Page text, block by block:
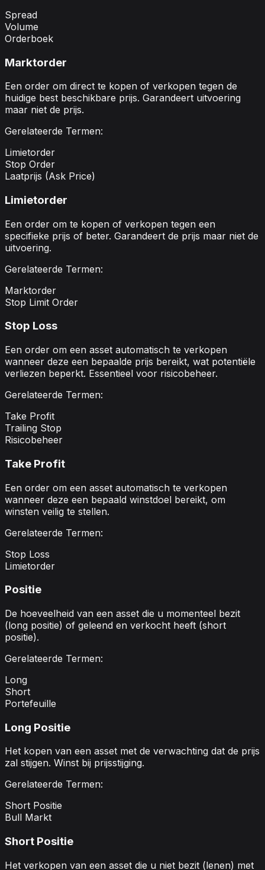
Spread
Volume
Orderboek
Marktorder
Een order om direct te kopen of verkopen tegen de
huidige best beschikbare prijs. Garandeert uitvoering
maar niet de prijs.
Gerelateerde Termen:
Limietorder
Stop Order
Laatprijs (Ask Price)
Limietorder
Een order om te kopen of verkopen tegen een
specifieke prijs of beter. Garandeert de prijs maar niet de
uitvoering.
Gerelateerde Termen:
Marktorder
Stop Limit Order
Stop Loss
Een order om een asset automatisch te verkopen
wanneer deze een bepaalde prijs bereikt, wat potentiële
verliezen beperkt. Essentieel voor risicobeheer.
Gerelateerde Termen:
Take Profit
Trailing Stop
Risicobeheer
Take Profit
Een order om een asset automatisch te verkopen
wanneer deze een bepaald winstdoel bereikt, om
winsten veilig te stellen.
Gerelateerde Termen:
Stop Loss
Limietorder
Positie
De hoeveelheid van een asset die u momenteel bezit
(long positie) of geleend en verkocht heeft (short
positie).
Gerelateerde Termen:
Long
Short
Portefeuille
Long Positie
Het kopen van een asset met de verwachting dat de prijs
zal stijgen. Winst bij prijsstijging.
Gerelateerde Termen:
Short Positie
Bull Markt
Short Positie
Het verkopen van een asset die u niet bezit (lenen) met